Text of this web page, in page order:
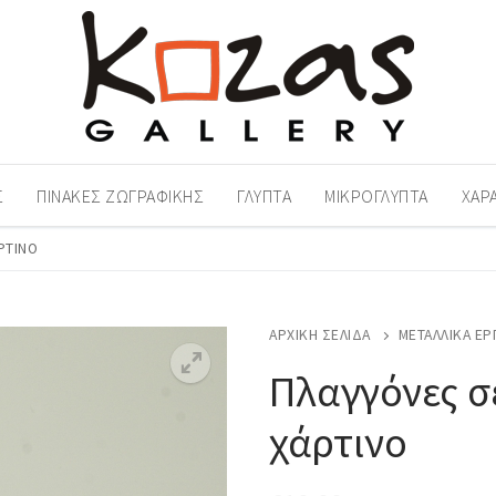
ΠΊΝΑΚΕΣ ΖΩΓΡΑΦΙΚΉΣ ΓΛΥΠΤΆ ΜΙΚΡΟΓΛΥΠΤΆ
ΑΡΧΙΚΉ ΣΕΛΊΔΑ ΜΕΤΑΛΛΙΚΆ
Πλαγγόνες
χάρτινο